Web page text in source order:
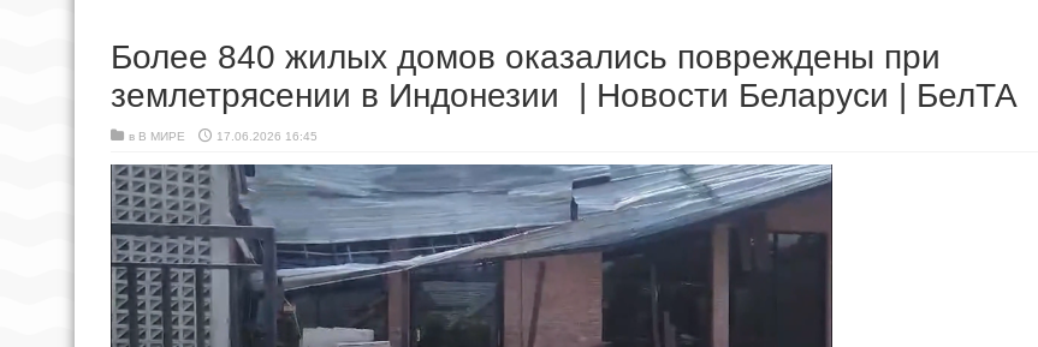
Более 840 жилых домов оказались повреждены при
землетрясении в Индонезии | Новости Беларуси | БелТА
в В МИРЕ 17.06.2026 16:45